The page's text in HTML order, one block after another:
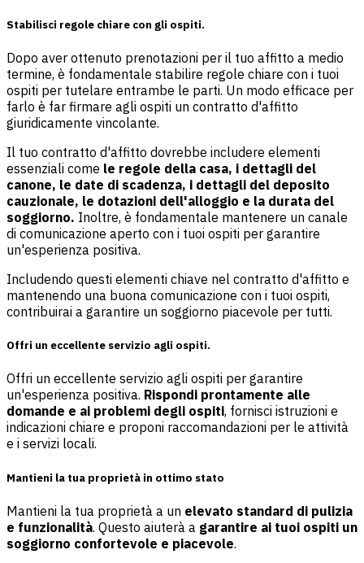
Stabilisci regole chiare con gli ospiti.
Dopo aver ottenuto prenotazioni per il tuo affitto a medio
termine, è fondamentale stabilire regole chiare con i tuoi
ospiti per tutelare entrambe le parti. Un modo efficace per
farlo è far firmare agli ospiti un contratto d'affitto
giuridicamente vincolante.
Il tuo contratto d'affitto dovrebbe includere elementi
essenziali come le regole della casa, i dettagli del
canone, le date di scadenza, i dettagli del deposito
cauzionale, le dotazioni dell'alloggio e la durata del
soggiorno. Inoltre, è fondamentale mantenere un canale
di comunicazione aperto con i tuoi ospiti per garantire
un'esperienza positiva.
Includendo questi elementi chiave nel contratto d'affitto e
mantenendo una buona comunicazione con i tuoi ospiti,
contribuirai a garantire un soggiorno piacevole per tutti.
Offri un eccellente servizio agli ospiti.
Offri un eccellente servizio agli ospiti per garantire
un'esperienza positiva. Rispondi prontamente alle
domande e ai problemi degli ospiti, fornisci istruzioni e
indicazioni chiare e proponi raccomandazioni per le attività
e i servizi locali.
Mantieni la tua proprietà in ottimo stato
Mantieni la tua proprietà a un elevato standard di pulizia
e funzionalità. Questo aiuterà a garantire ai tuoi ospiti un
soggiorno confortevole e piacevole.